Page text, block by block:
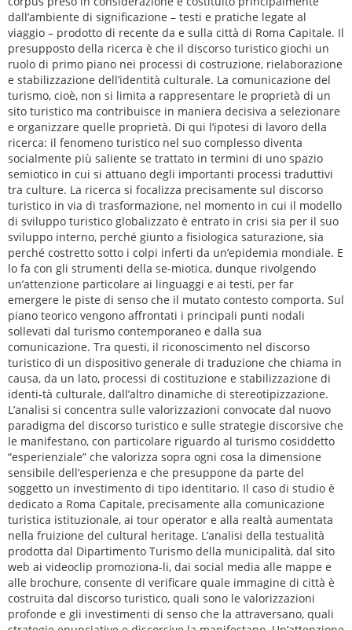
dall’ambiente di significazione – testi e pratiche legate al
viaggio – prodotto di recente da e sulla città di Roma Capitale. Il
presupposto della ricerca è che il discorso turistico giochi un
ruolo di primo piano nei processi di costruzione, rielaborazione
e stabilizzazione dell’identità culturale. La comunicazione del
turismo, cioè, non si limita a rappresentare le proprietà di un
sito turistico ma contribuisce in maniera decisiva a selezionare
e organizzare quelle proprietà. Di qui l’ipotesi di lavoro della
ricerca: il fenomeno turistico nel suo complesso diventa
socialmente più saliente se trattato in termini di uno spazio
semiotico in cui si attuano degli importanti processi traduttivi
tra culture. La ricerca si focalizza precisamente sul discorso
turistico in via di trasformazione, nel momento in cui il modello
di sviluppo turistico globalizzato è entrato in crisi sia per il suo
sviluppo interno, perché giunto a fisiologica saturazione, sia
perché costretto sotto i colpi inferti da un’epidemia mondiale. E
lo fa con gli strumenti della se-miotica, dunque rivolgendo
un’attenzione particolare ai linguaggi e ai testi, per far
emergere le piste di senso che il mutato contesto comporta. Sul
piano teorico vengono affrontati i principali punti nodali
sollevati dal turismo contemporaneo e dalla sua
comunicazione. Tra questi, il riconoscimento nel discorso
turistico di un dispositivo generale di traduzione che chiama in
causa, da un lato, processi di costituzione e stabilizzazione di
identi-tà culturale, dall’altro dinamiche di stereotipizzazione.
L’analisi si concentra sulle valorizzazioni convocate dal nuovo
paradigma del discorso turistico e sulle strategie discorsive che
le manifestano, con particolare riguardo al turismo cosiddetto
“esperienziale” che valorizza sopra ogni cosa la dimensione
sensibile dell’esperienza e che presuppone da parte del
soggetto un investimento di tipo identitario. Il caso di studio è
dedicato a Roma Capitale, precisamente alla comunicazione
turistica istituzionale, ai tour operator e alla realtà aumentata
nella fruizione del cultural heritage. L’analisi della testualità
prodotta dal Dipartimento Turismo della municipalità, dal sito
web ai videoclip promoziona-li, dai social media alle mappe e
alle brochure, consente di verificare quale immagine di città è
costruita dal discorso turistico, quali sono le valorizzazioni
profonde e gli investimenti di senso che la attraversano, quali